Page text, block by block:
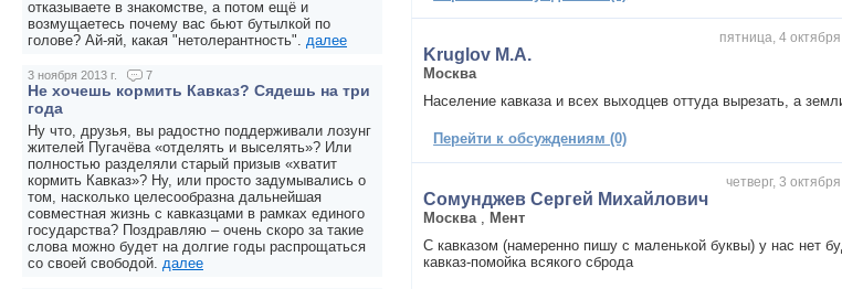
пятница, 4
Kruglov M.A.
Москва
Население кавказа и всех выходцев оттуда вырезать, а
Перейти к обсуждениям (0)
четверг, 3
Сомунджев Сергей Михайлович
Москва
Мент
С кавказом (намеренно пишу с маленькой буквы) у нас нет
кавказ-помойка всякого сброда
отказываете в знакомстве, а потом ещё и
возмущаетесь почему вас бьют бутылкой по
голове? Ай-яй, какая "нетолерантность". далее
3 ноября 2013 г. 7
Не хочешь кормить Кавказ? Сядешь на три
года
Ну что, друзья, вы радостно поддерживали лозунг
жителей Пугачёва «отделять и выселять»? Или
полностью разделяли старый призыв «хватит
кормить Кавказ»? Ну, или просто задумывались о
том, насколько целесообразна дальнейшая
совместная жизнь с кавказцами в рамках единого
государства? Поздравляю – очень скоро за такие
слова можно будет на долгие годы распрощаться
со своей свободой. далее